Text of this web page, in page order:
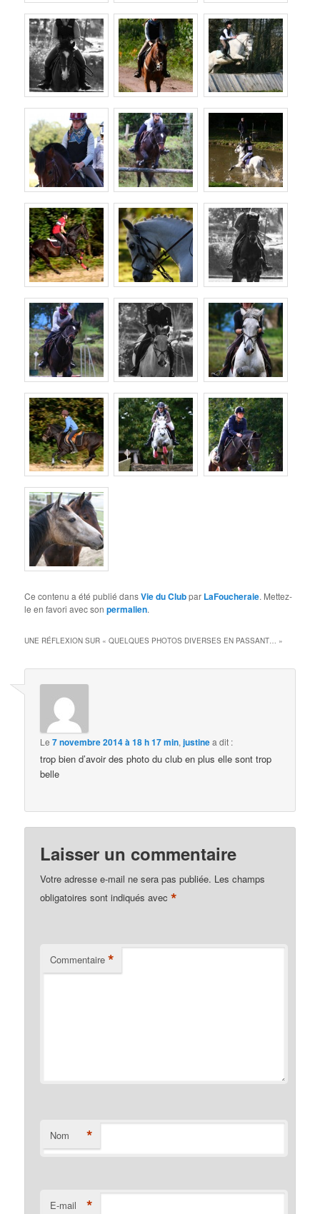
Ce contenu a été publié dansVie du Clubpar LaFoucheraie. Mettez-
le en favori avec sonpermalien.
UNE RÉFLEXION SUR «QUELQUES PHOTOS DIVERSES EN PASSANT… »
Le7 novembre 2014 à 18 h 17 min,justinea dit :
trop bien d’avoir des photo du club en plus elle sont trop
belle
Laisser un commentaire
Votre adresse e-mail ne sera pas publiée. Les champs
obligatoires sont indiqués avec*
Commentaire *
Nom *
E-mail *